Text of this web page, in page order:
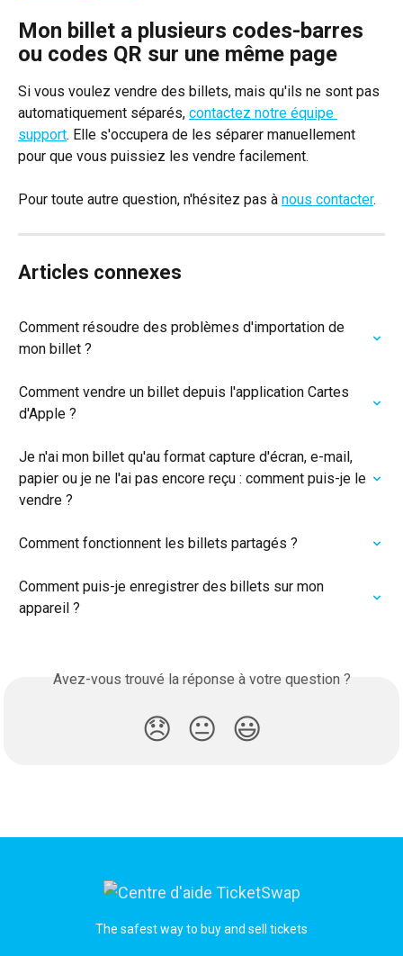
Mon billet a plusieurs codes-barres
ou codes QR sur une même page
Si vous voulez vendre des billets, mais qu'ils ne sont pas
automatiquement séparés, contactez notre équipe
support. Elle s'occupera de les séparer manuellement
pour que vous puissiez les vendre facilement.
Pour toute autre question, n'hésitez pas à nous contacter.
Articles connexes
Comment résoudre des problèmes d'importation de
mon billet ?
Comment vendre un billet depuis l'application Cartes
d'Apple ?
Je n'ai mon billet qu'au format capture d'écran, e-mail,
papier ou je ne l'ai pas encore reçu : comment puis-je le
vendre ?
Comment fonctionnent les billets partagés ?
Comment puis-je enregistrer des billets sur mon
appareil ?
Avez-vous trouvé la réponse à votre question ?
😞 😐 😃
The safest way to buy and sell tickets